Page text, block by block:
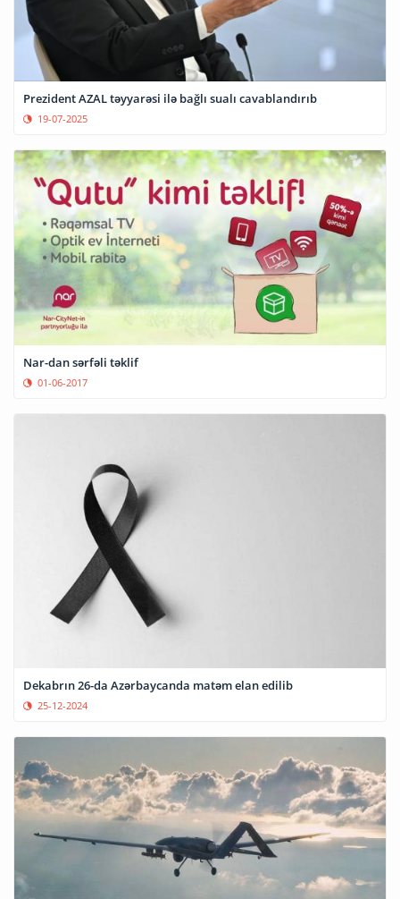
Prezident AZAL təyyarəsi ilə bağlı sualı cavablandırıb
19-07-2025
Nar-dan sərfəli təklif
01-06-2017
Dekabrın 26-da Azərbaycanda matəm elan edilib
25-12-2024